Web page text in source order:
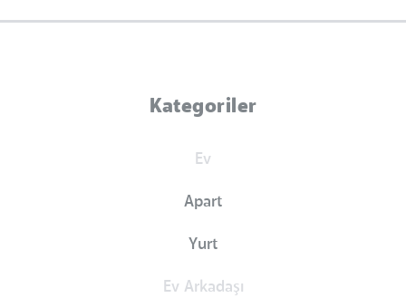
Kategoriler
Ev
Apart
Yurt
Ev Arkadaşı